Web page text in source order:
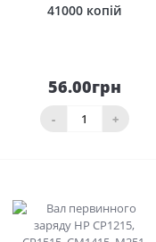
41000 копій
56.00грн
- +
кошика